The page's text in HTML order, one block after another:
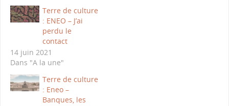
Terre de culture
: ENEO – J’ai
perdu le
contact
14 juin 2021
Dans "A la une"
Terre de culture
: Eneo –
Banques, les